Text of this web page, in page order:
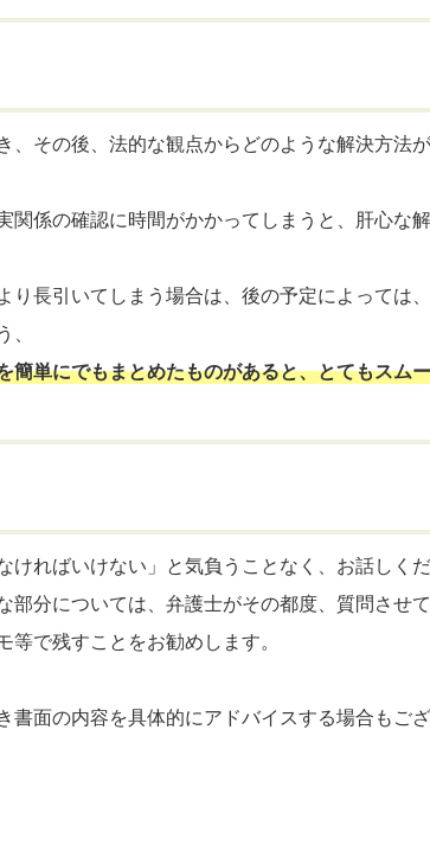
その後、法的な観点からどのような解決方法
係の確認に時間がかかってしまうと、肝心な
長引いてしまう場合は、後の予定によっては
単にでもまとめたものがあると、とてもスム
ればいけない」と気負うことなく、お話しくだ
分については、弁護士がその都度、質問させて
で残すことをお勧めします。
面の内容を具体的にアドバイスする場合もござ